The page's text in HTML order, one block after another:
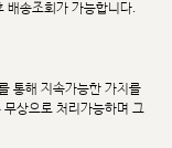
배송조회가 가능합니다.
통해 지속가능한 가치를
상으로 처리가능하며 그